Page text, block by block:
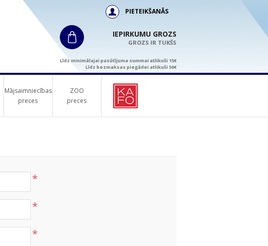
PIETEIKŠANĀS
IEPIRKUMU GROZS
GROZS IR TUKŠS
Līdz minimālajai pasūtījuma summai atlikuši 15€
Līdz bezmaksas piegādei atlikuši 50€
Mājsaimniecības
preces
ZOO
preces
*
*
*